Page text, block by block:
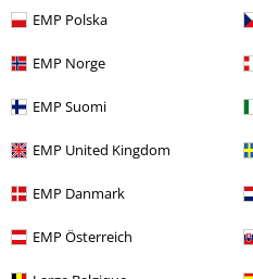
EMP Polska
EMP Norge
EMP Suomi
EMP United Kingdom
EMP Danmark
EMP Österreich
%
kr 149.95
ONLCHLOE LACE BRAZIL 3-PACK
NOOS ACC
Only Trusse